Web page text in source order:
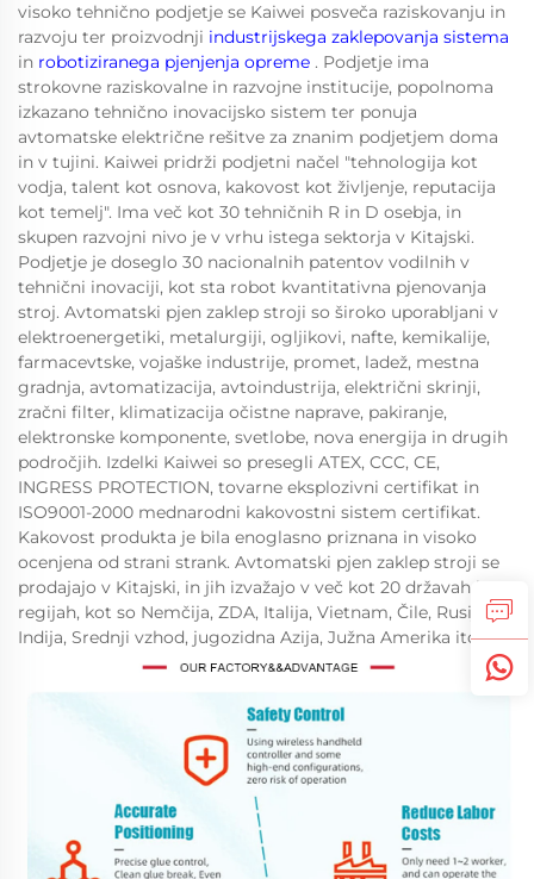
visoko tehnično podjetje se Kaiwei posveča raziskovanju in
razvoju ter proizvodnji industrijskega zaklepovanja sistema
in robotiziranega pjenjenja opreme . Podjetje ima
strokovne raziskovalne in razvojne institucije, popolnoma
izkazano tehnično inovacijsko sistem ter ponuja
avtomatske električne rešitve za znanim podjetjem doma
in v tujini. Kaiwei pridrži podjetni načel "tehnologija kot
vodja, talent kot osnova, kakovost kot življenje, reputacija
kot temelj". Ima več kot 30 tehničnih R in D osebja, in
skupen razvojni nivo je v vrhu istega sektorja v Kitajski.
Podjetje je doseglo 30 nacionalnih patentov vodilnih v
tehnični inovaciji, kot sta robot kvantitativna pjenovanja
stroj. Avtomatski pjen zaklep stroji so široko uporabljani v
elektroenergetiki, metalurgiji, ogljikovi, nafte, kemikalije,
farmacevtske, vojaške industrije, promet, ladež, mestna
gradnja, avtomatizacija, avtoindustrija, električni skrinji,
zračni filter, klimatizacija očistne naprave, pakiranje,
elektronske komponente, svetlobe, nova energija in drugih
področjih. Izdelki Kaiwei so presegli ATEX, CCC, CE,
INGRESS PROTECTION, tovarne eksplozivni certifikat in
ISO9001-2000 mednarodni kakovostni sistem certifikat.
Kakovost produkta je bila enoglasno priznana in visoko
ocenjena od strani strank. Avtomatski pjen zaklep stroji se
prodajajo v Kitajski, in jih izvažajo v več kot 20 državah in
regijah, kot so Nemčija, ZDA, Italija, Vietnam, Čile, Rusija,
Indija, Srednji vzhod, jugozidna Azija, Južna Amerika itd.